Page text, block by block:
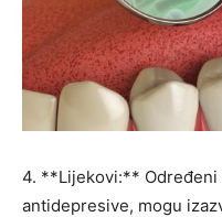
4. **Lijekovi:**
antidepresive, mogu